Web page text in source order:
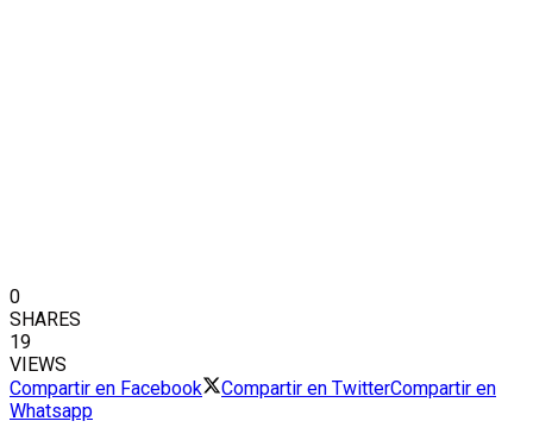
0
SHARES
19
VIEWS
Compartir en Facebook
Compartir en TwitterCompartir en
Whatsapp